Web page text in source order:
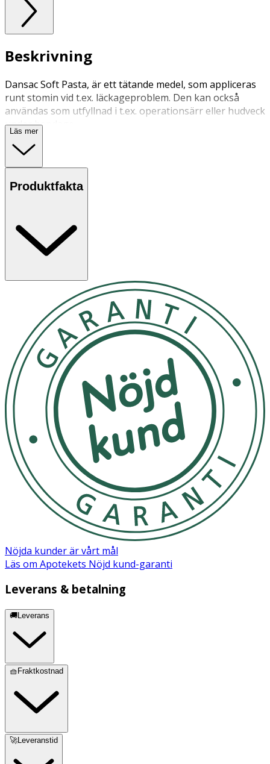
Beskrivning
Dansac Soft Pasta, är ett tätande medel, som appliceras
runt stomin vid t.ex. läckageproblem. Den kan också
användas som utfyllnad i t.ex. operationsärr eller hudveck
under bandage.
Läs mer
Produktfakta
Nöjda kunder är vårt mål
Läs om Apotekets Nöjd kund-garanti
Leverans & betalning
🚚Leverans
🧺Fraktkostnad
🚀Leveranstid